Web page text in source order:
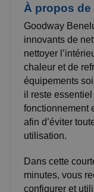
À propos
Goodway
innovants de
nettoyer
chaleur et de
équipements
il reste
fonctionnement
afin d’éviter
utilisation.
Dans cette
minutes, vous
configurer et